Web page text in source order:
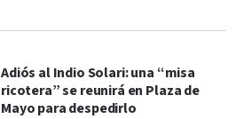
Adiós al Indio Solari: una “misa
ricotera” se reunirá en Plaza de
Mayo para despedirlo